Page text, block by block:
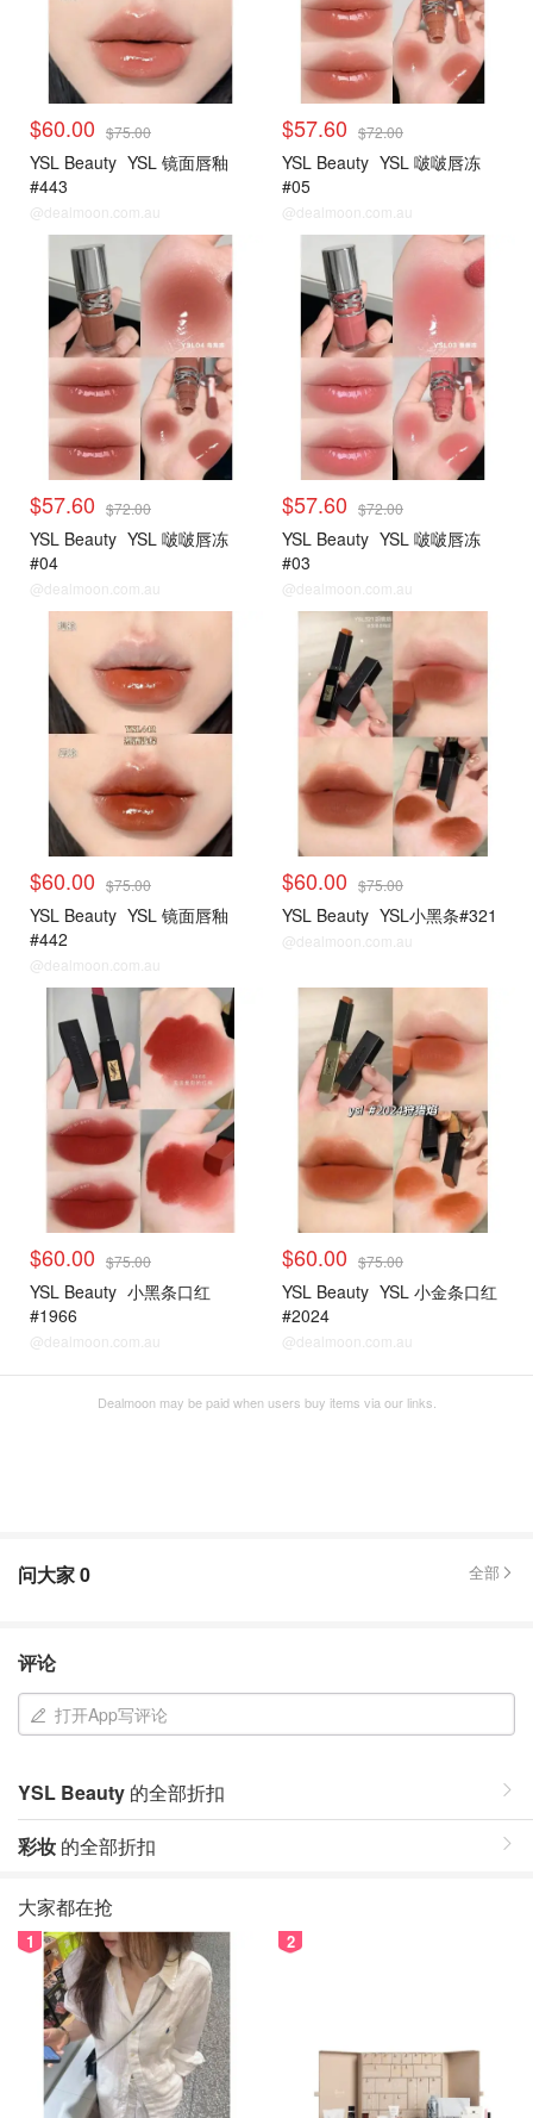
$60.00 $75.00
YSL Beauty YSL 镜面唇釉
#443
@dealmoon.com.au
$57.60 $72.00
YSL Beauty YSL 啵啵唇冻
#05
@dealmoon.com.au
$57.60 $72.00
YSL Beauty YSL 啵啵唇冻
#04
@dealmoon.com.au
$57.60 $72.00
YSL Beauty YSL 啵啵唇冻
#03
@dealmoon.com.au
$60.00 $75.00
YSL Beauty YSL 镜面唇釉
#442
@dealmoon.com.au
$60.00 $75.00
YSL Beauty YSL小黑条#321
@dealmoon.com.au
$60.00 $75.00
YSL Beauty 小黑条口红
#1966
@dealmoon.com.au
$60.00 $75.00
YSL Beauty YSL 小金条口红
#2024
@dealmoon.com.au
Dealmoon may be paid when users buy items via our links.
问大家0 全部
评论
打开App写评论
YSL Beauty 的全部折扣
彩妆 的全部折扣
大家都在抢
1 2